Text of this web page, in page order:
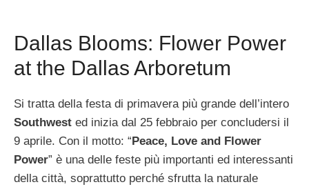
Dallas Blooms: Flower Power
at the Dallas Arboretum
Si tratta della festa di primavera più grande dell’intero
Southwest ed inizia dal 25 febbraio per concludersi il
9 aprile. Con il motto: “Peace, Love and Flower
Power” è una delle feste più importanti ed interessanti
della città, soprattutto perché sfrutta la naturale